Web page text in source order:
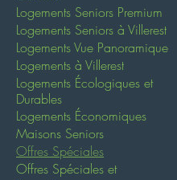
Logements Seniors Premium
Logements Seniors à Villerest
Logements Vue Panoramique
Logements à Villerest
Logements Écologiques et
Durables
Logements Économiques
Maisons Seniors
Offres Spéciales
Offres Spéciales et